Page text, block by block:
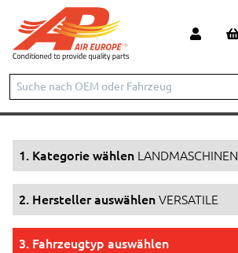
Start Produkte LANDMASCHINEN
1. Kategorie wählen LANDMASCHINEN
2. Hersteller auswählen VERSATILE
3. Fahrzeugtyp auswählen